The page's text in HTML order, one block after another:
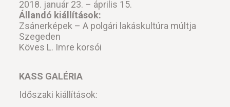
2018. január 23. – április 15.
Állandó kiállítások:
Zsánerképek – A polgári lakáskultúra múltja
Szegeden
Köves L. Imre korsói
KASS GALÉRIA
Időszaki kiállítások: